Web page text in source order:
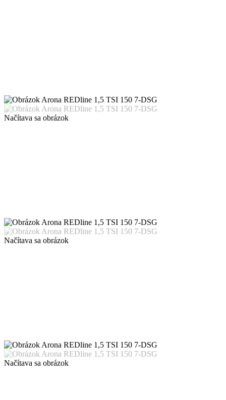
Načítava sa obrázok
Načítava sa obrázok
Načítava sa obrázok